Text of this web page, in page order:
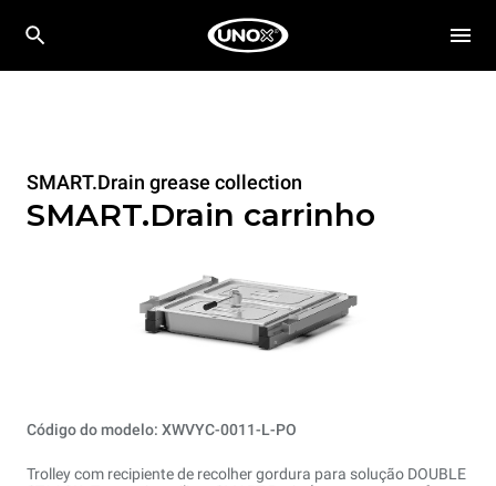
SMART.Drain grease collection
SMART.Drain carrinho
Código do modelo: XWVYC-0011-L-PO
Trolley com recipiente de recolher gordura para solução DOUBLE